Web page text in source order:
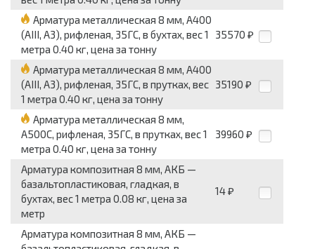
Арматура металлическая 8 мм, А400
(АIII, А3), рифленая, 35ГС, в бухтах, вес 1
метра 0.40 кг, цена за тонну
35570 ₽
Арматура металлическая 8 мм, А400
(АIII, А3), рифленая, 35ГС, в прутках, вес
1 метра 0.40 кг, цена за тонну
35190 ₽
Арматура металлическая 8 мм,
А500С, рифленая, 35ГС, в прутках, вес 1
метра 0.40 кг, цена за тонну
39960 ₽
Арматура композитная 8 мм, АКБ —
базальтопластиковая, гладкая, в
бухтах, вес 1 метра 0.08 кг, цена за
метр
14 ₽
Арматура композитная 8 мм, АКБ —